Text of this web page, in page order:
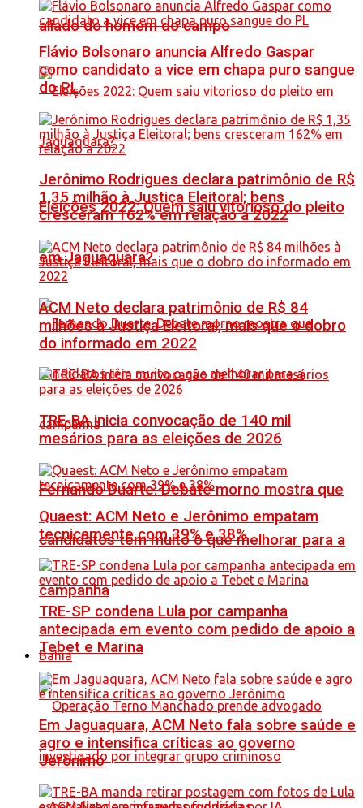
aliado do homem do campo
Eleições 2022: Quem saiu vitorioso do pleito
em Jaguaquara?
Fernando Duarte: Debate morno mostra que
candidatos têm muito o que melhorar para a
campanha
Bahia
Flávio Bolsonaro anuncia Alfredo Gaspar
como candidato a vice em chapa puro sangue
do PL
Jerônimo Rodrigues declara patrimônio de R$
1,35 milhão à Justiça Eleitoral; bens
cresceram 162% em relação a 2022
ACM Neto declara patrimônio de R$ 84
milhões à Justiça Eleitoral, mais que o dobro
do informado em 2022
TRE-BA inicia convocação de 140 mil
mesários para as eleições de 2026
Quaest: ACM Neto e Jerônimo empatam
tecnicamente com 39% e 38%
TRE-SP condena Lula por campanha
antecipada em evento com pedido de apoio a
Tebet e Marina
Em Jaguaquara, ACM Neto fala sobre saúde e
agro e intensifica críticas ao governo
Jerônimo